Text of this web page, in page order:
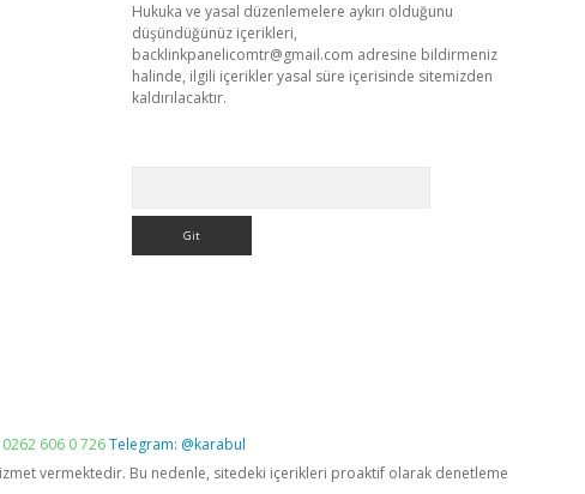
Hukuka ve yasal düzenlemelere aykırı olduğunu
düşündüğünüz içerikleri,
backlinkpanelicomtr@gmail.com adresine bildirmeniz
halinde, ilgili içerikler yasal süre içerisinde sitemizden
kaldırılacaktır.
606 0 726Telegram: @karabul
vermektedir. Bu nedenle, sitedeki içerikleri proaktif olarak denetleme